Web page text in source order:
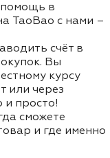
помощь в
TaoBao с нами –
счёт в
Вы
курсу
или через
и просто!
сможете
и где именно